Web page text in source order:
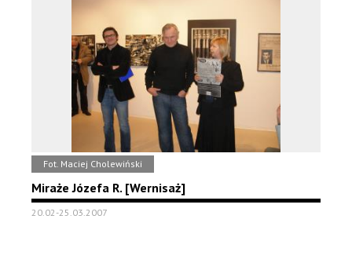
Fot. Maciej Cholewiński
Miraże Józefa R. [Wernisaż]
20.02-25.03.2007